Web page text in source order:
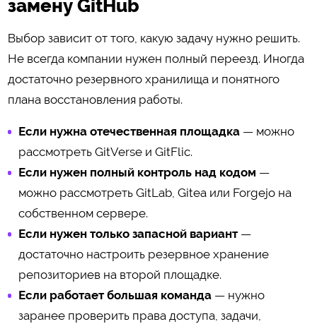
замену GitHub
Выбор зависит от того, какую задачу нужно решить.
Не всегда компании нужен полный переезд. Иногда
достаточно резервного хранилища и понятного
плана восстановления работы.
Если нужна отечественная площадка— можно
рассмотреть GitVerse и GitFlic.
Если нужен полный контроль над кодом —
можно рассмотреть GitLab, Gitea или Forgejo на
собственном сервере.
Если нужен только запасной вариант—
достаточно настроить резервное хранение
репозиториев на второй площадке.
Если работает большая команда— нужно
заранее проверить права доступа, задачи,